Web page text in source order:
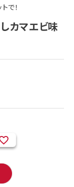
で！
カマエビ味